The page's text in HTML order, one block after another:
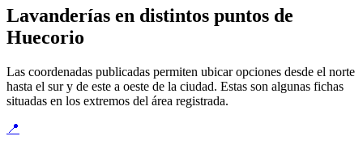
Lavanderías en distintos puntos de
Huecorio
Las coordenadas publicadas permiten ubicar opciones desde el norte
hasta el sur y de este a oeste de la ciudad. Estas son algunas fichas
situadas en los extremos del área registrada.
📍